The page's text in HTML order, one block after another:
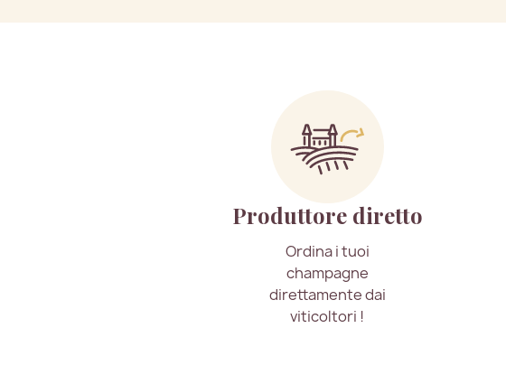
Produttore diretto
Ordina i tuoi
champagne
direttamente dai
viticoltori !